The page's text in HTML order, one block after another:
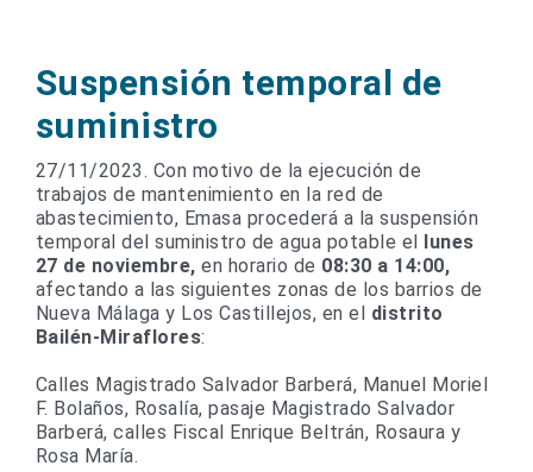
Suspensión temporal de
suministro
27/11/2023. Con motivo de la ejecución de
trabajos de mantenimiento en la red de
abastecimiento, Emasa procederá a la suspensión
temporal del suministro de agua potable el lunes
27 de noviembre, en horario de 08:30 a 14:00,
afectando a las siguientes zonas de los barrios de
Nueva Málaga y Los Castillejos, en el distrito
Bailén-Miraflores:
Calles Magistrado Salvador Barberá, Manuel Moriel
F. Bolaños, Rosalía, pasaje Magistrado Salvador
Barberá, calles Fiscal Enrique Beltrán, Rosaura y
Rosa María.